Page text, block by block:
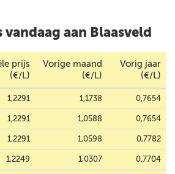
aan Blaasveld
prijs
(€/L)
Vorige maand
(€/L)
Vorig jaar
(€/L)
1,2291 1,1738 0,7654
1,2291 1,0588 0,7654
1,2291 1,0598 0,7782
1,2249 1,0307 0,7704